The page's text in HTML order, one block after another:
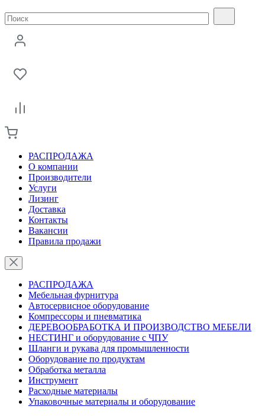
РАСПРОДАЖА
О компании
Производители
Услуги
Лизинг
Доставка
Контакты
Вакансии
Правила продажи
РАСПРОДАЖА
Мебельная фурнитура
Автосервисное оборудование
Компрессоры и пневматика
ДЕРЕВООБРАБОТКА И ПРОИЗВОДСТВО МЕБЕЛИ
НЕСТИНГ и оборудование с ЧПУ
Шланги и рукава для промышленности
Оборудование по продуктам
Обработка металла
Инструмент
Расходные материалы
Упаковочные материалы и оборудование